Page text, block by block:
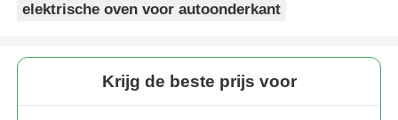
industriële smeltende oven
aluminium smeltoven
elektrische oven voor autoonderkant
Krijg de beste prijs voor